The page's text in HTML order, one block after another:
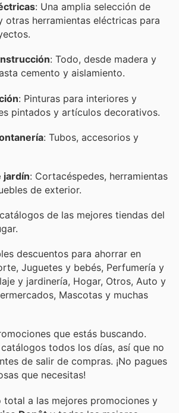
: Una amplia selección de
otras herramientas eléctricas para
: Todo, desde madera y
cemento y aislamiento.
: Pinturas para interiores y
pintados y artículos decorativos.
: Tubos, accesorios y
jardín: Cortacéspedes, herramientas
de exterior.
de las mejores tiendas del
descuentos para ahorrar en
Juguetes y bebés, Perfumería y
y jardinería, Hogar, Otros, Auto y
Mascotas y muchas
que estás buscando.
todos los días, así que no
de salir de compras. ¡No pagues
que necesitas!
total a las mejores promociones y